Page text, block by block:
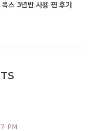
스 3년반 사용 찐 후기
PM